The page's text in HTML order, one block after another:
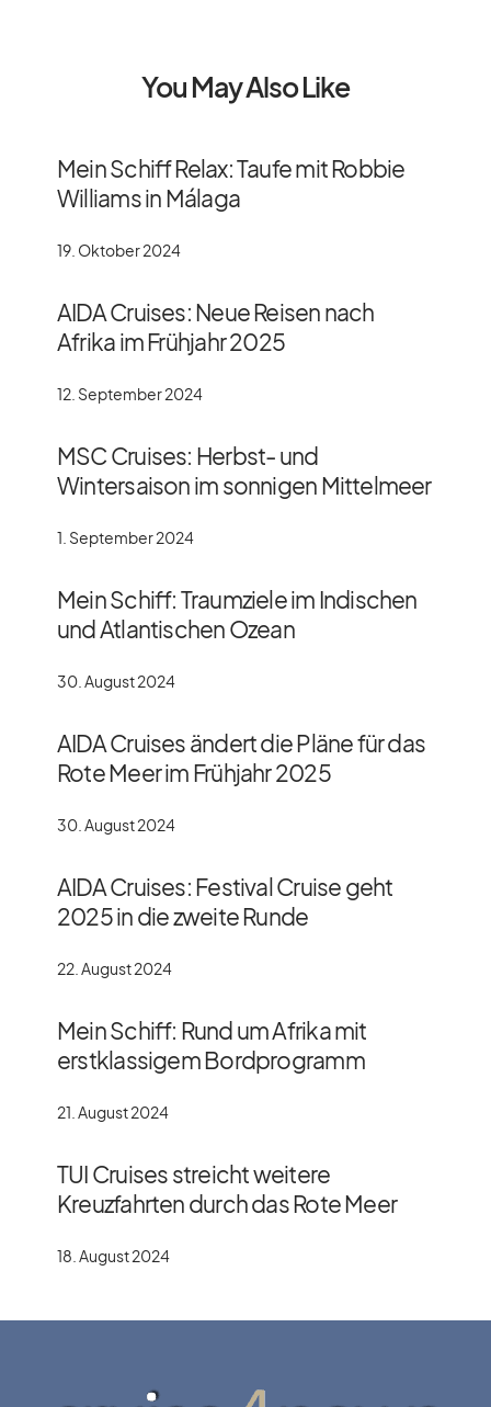
You May Also Like
Mein Schiff Relax: Taufe mit Robbie
Williams in Málaga
19. Oktober 2024
AIDA Cruises: Neue Reisen nach
Afrika im Frühjahr 2025
12. September 2024
MSC Cruises: Herbst- und
Wintersaison im sonnigen Mittelmeer
1. September 2024
Mein Schiff: Traumziele im Indischen
und Atlantischen Ozean
30. August 2024
AIDA Cruises ändert die Pläne für das
Rote Meer im Frühjahr 2025
30. August 2024
AIDA Cruises: Festival Cruise geht
2025 in die zweite Runde
22. August 2024
Mein Schiff: Rund um Afrika mit
erstklassigem Bordprogramm
21. August 2024
TUI Cruises streicht weitere
Kreuzfahrten durch das Rote Meer
18. August 2024